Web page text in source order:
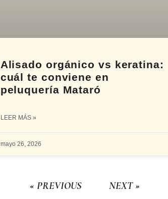
Alisado orgánico vs keratina:
cuál te conviene en
peluquería Mataró
LEER MÁS »
mayo 26, 2026
« PREVIOUS NEXT »